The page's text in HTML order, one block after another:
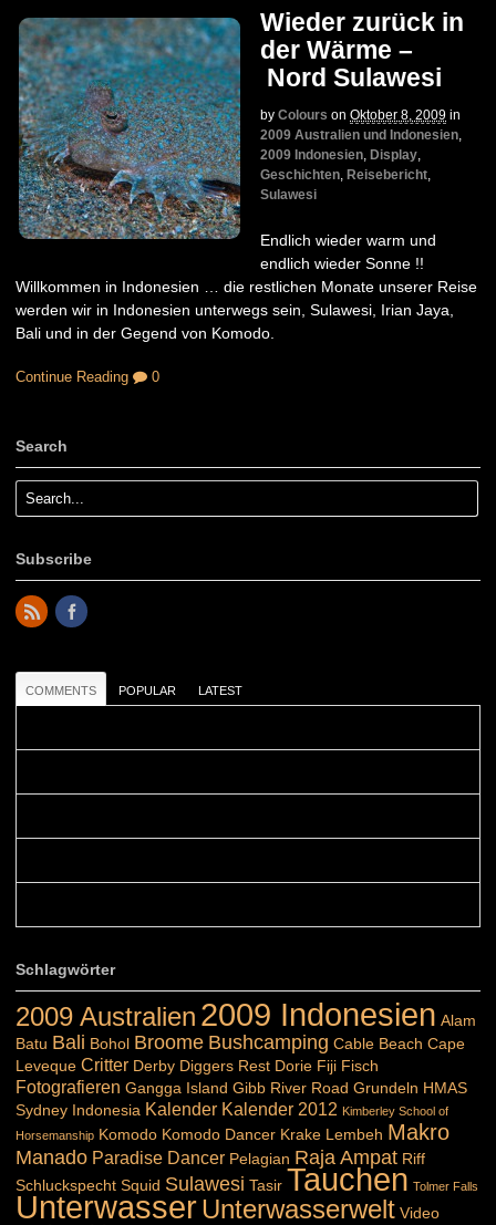
Wieder zurück in
der Wärme –
Nord Sulawesi
by Colours on Oktober 8, 2009 in
2009 Australien und Indonesien,
2009 Indonesien, Display,
Geschichten, Reisebericht,
Sulawesi
Endlich wieder warm und
endlich wieder Sonne !!
Willkommen in Indonesien … die restlichen Monate unserer Reise
werden wir in Indonesien unterwegs sein, Sulawesi, Irian Jaya,
Bali und in der Gegend von Komodo.
Continue Reading 0
Search
Subscribe
COMMENTS POPULAR LATEST
Schlagwörter
2009 Australien 2009 Indonesien Alam
Batu Bali Bohol Broome Bushcamping Cable Beach Cape
Leveque Critter Derby Diggers Rest Dorie Fiji Fisch
Fotografieren Gangga Island Gibb River Road Grundeln HMAS
Sydney Indonesia Kalender Kalender 2012 Kimberley School of
Horsemanship Komodo Komodo Dancer Krake Lembeh Makro
Manado Paradise Dancer Pelagian Raja Ampat Riff
Schluckspecht Squid Sulawesi Tasir Tauchen Tolmer Falls
UnterwasserUnterwasserwelt Video